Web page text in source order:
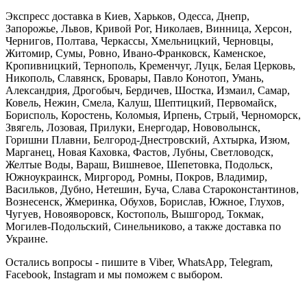
Экспресс доставка в Киев, Харьков, Одесса, Днепр,
Запорожье, Львов, Кривой Рог, Николаев, Винница, Херсон,
Чернигов, Полтава, Черкассы, Хмельницкий, Черновцы,
Житомир, Сумы, Ровно, Ивано-Франковск, Каменское,
Кропивницкий, Тернополь, Кременчуг, Луцк, Белая Церковь,
Никополь, Славянск, Бровары, Павло Конотоп, Умань,
Александрия, Дрогобыч, Бердичев, Шостка, Измаил, Самар,
Ковель, Нежин, Смела, Калуш, Шептицкий, Первомайск,
Борисполь, Коростень, Коломыя, Ирпень, Стрый, Черноморск,
Звягель, Лозовая, Прилуки, Енергодар, Нововолынск,
Горишни Плавни, Белгород-Днестровский, Ахтырка, Изюм,
Марганец, Новая Каховка, Фастов, Лубны, Светловодск,
Желтые Воды, Вараш, Вишневое, Шепетовка, Подольск,
Южноукраинск, Миргород, Ромны, Покров, Владимир,
Васильков, Дубно, Нетешин, Буча, Слава Староконстантинов,
Вознесенск, Жмеринка, Обухов, Борислав, Южное, Глухов,
Чугуев, Новояворовск, Костополь, Вышгород, Токмак,
Могилев-Подольский, Синельниково, а также доставка по
Украине.
Остались вопросы - пишите в Viber, WhatsApp, Telegram,
Facebook, Instagram и мы поможем с выбором.